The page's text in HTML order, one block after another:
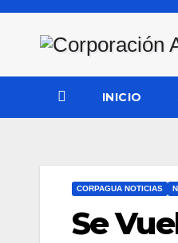
Saltar
INICIO
CORPAGUA NOTICIAS
Se